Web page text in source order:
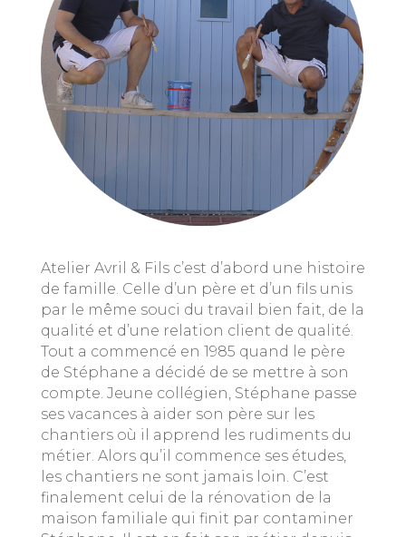
Atelier Avril & Fils c’est d’abord une histoire
de famille. Celle d’un père et d’un fils unis
par le même souci du travail bien fait, de la
qualité et d’une relation client de qualité.
Tout a commencé en 1985 quand le père
de Stéphane a décidé de se mettre à son
compte. Jeune collégien, Stéphane passe
ses vacances à aider son père sur les
chantiers où il apprend les rudiments du
métier. Alors qu’il commence ses études,
les chantiers ne sont jamais loin. C’est
finalement celui de la rénovation de la
maison familiale qui finit par contaminer